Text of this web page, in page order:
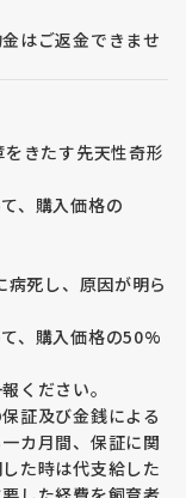
はご返金できませ
きたす先天性奇形
、購入価格の
死し、原因が明ら
、購入価格の50%
ください。
証及び金銭による
カ月間、保証に関
た時は代支給した